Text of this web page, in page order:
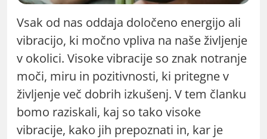
Vsak od nas oddaja določeno energijo ali
vibracijo, ki močno vpliva na naše življenje
v okolici. Visoke vibracije so znak notranje
moči, miru in pozitivnosti, ki pritegne v
življenje več dobrih izkušenj. V tem članku
bomo raziskali, kaj so tako visoke
vibracije, kako jih prepoznati in, kar je